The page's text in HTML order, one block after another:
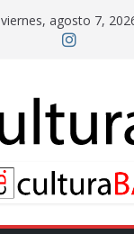
viernes, agosto 7,